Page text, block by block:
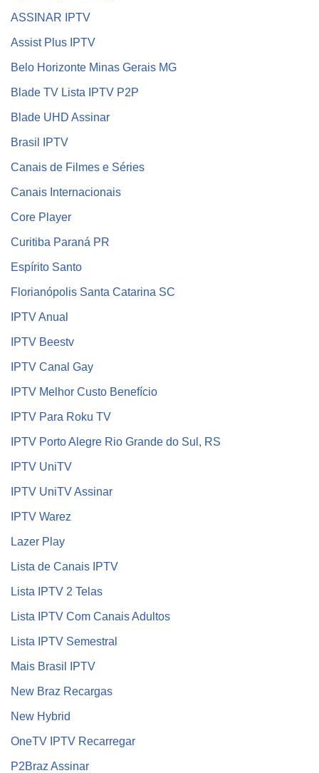
ASSINAR IPTV
Assist Plus IPTV
Belo Horizonte Minas Gerais MG
Blade TV Lista IPTV P2P
Blade UHD Assinar
Brasil IPTV
Canais de Filmes e Séries
Canais Internacionais
Core Player
Curitiba Paraná PR
Espírito Santo
Florianópolis Santa Catarina SC
IPTV Anual
IPTV Beestv
IPTV Canal Gay
IPTV Melhor Custo Benefício
IPTV Para Roku TV
IPTV Porto Alegre Rio Grande do Sul, RS
IPTV UniTV
IPTV UniTV Assinar
IPTV Warez
Lazer Play
Lista de Canais IPTV
Lista IPTV 2 Telas
Lista IPTV Com Canais Adultos
Lista IPTV Semestral
Mais Brasil IPTV
New Braz Recargas
New Hybrid
OneTV IPTV Recarregar
P2Braz Assinar